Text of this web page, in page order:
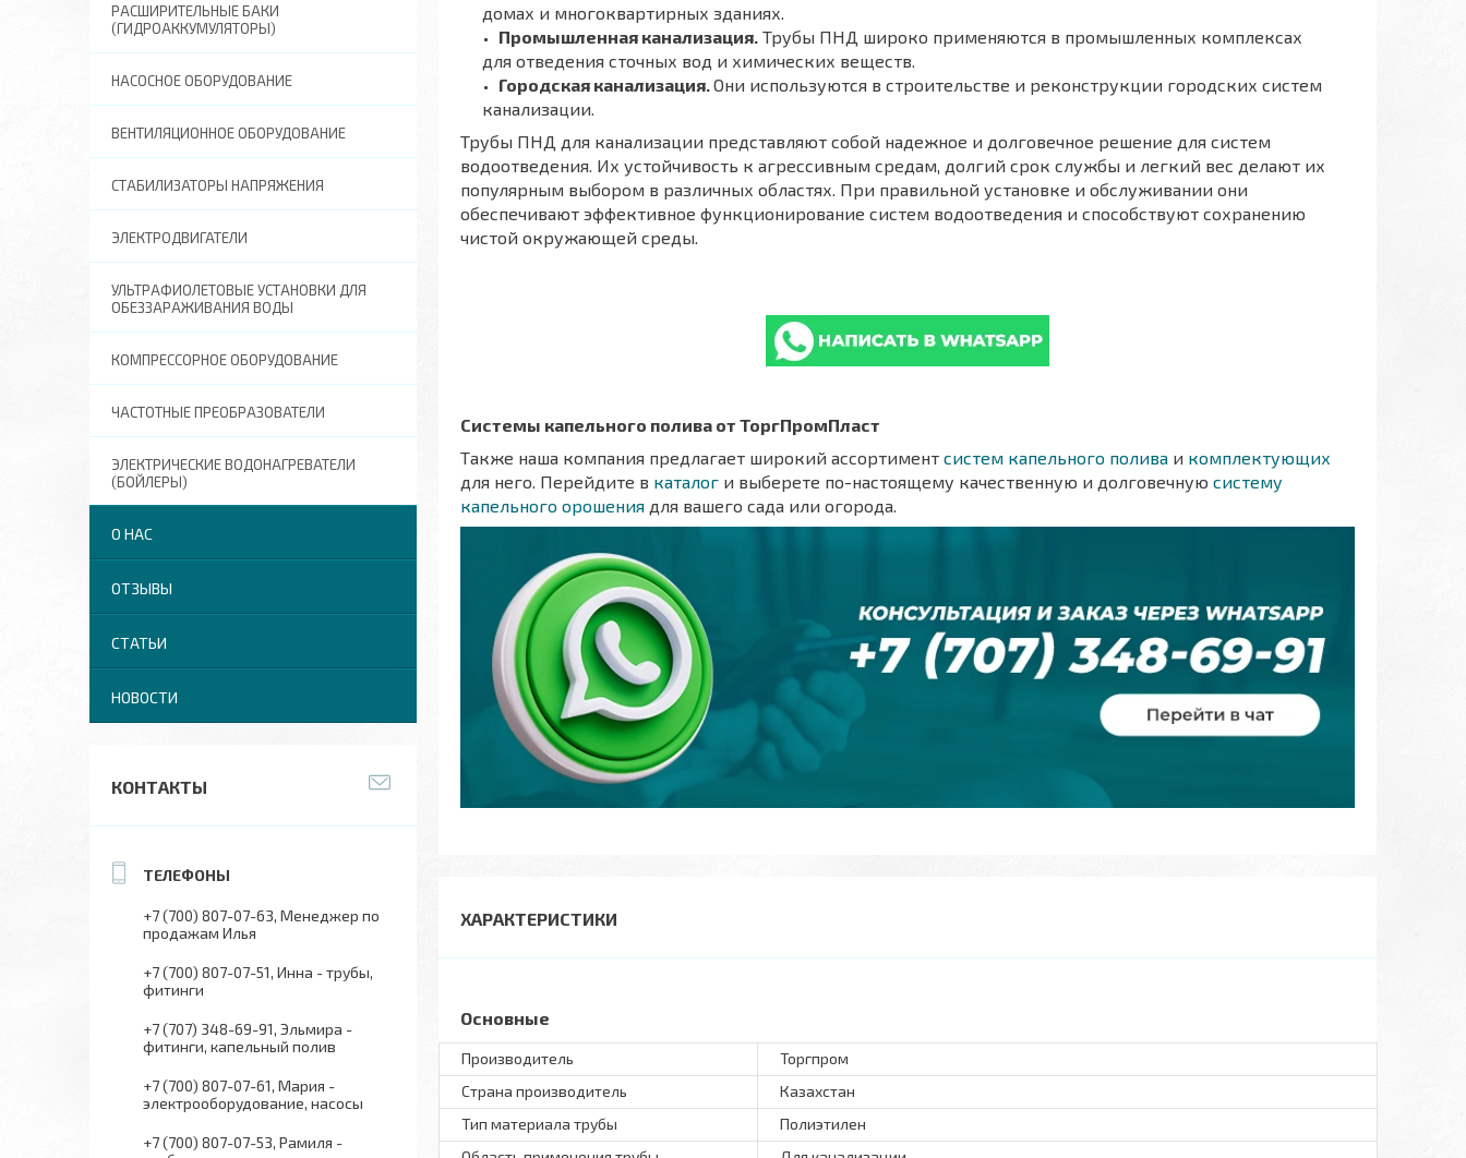
домах и многоквартирных зданиях.
Промышленная канализация. Трубы ПНД широко применяются в промышленных комплексах
для отведения сточных вод и химических веществ.
Городская канализация.Они используются в строительстве и реконструкции городских систем
канализации.
Трубы ПНД для канализации представляют собой надежное и долговечное решение для систем
водоотведения. Их устойчивость к агрессивным средам, долгий срок службы и легкий вес делают их
популярным выбором в различных областях. При правильной установке и обслуживании они
обеспечивают эффективное функционирование систем водоотведения и способствуют сохранению
чистой окружающей среды.
Системы капельного полива от ТоргПромПласт
Также наша компания предлагает широкий ассортимент систем капельного полива и комплектующих
для него. Перейдите в каталог и выберете по-настоящему качественную и долговечную систему
капельного орошения для вашего сада или огорода.
ХАРАКТЕРИСТИКИ
Основные
Производитель
Торгпром
Страна производитель
Казахстан
Тип материала трубы
Полиэтилен
РАСШИРИТЕЛЬНЫЕ БАКИ
(ГИДРОАККУМУЛЯТОРЫ)
НАСОСНОЕ ОБОРУДОВАНИЕ
ВЕНТИЛЯЦИОННОЕ ОБОРУДОВАНИЕ
СТАБИЛИЗАТОРЫ НАПРЯЖЕНИЯ
ЭЛЕКТРОДВИГАТЕЛИ
УЛЬТРАФИОЛЕТОВЫЕ УСТАНОВКИ ДЛЯ
ОБЕЗЗАРАЖИВАНИЯ ВОДЫ
КОМПРЕССОРНОЕ ОБОРУДОВАНИЕ
ЧАСТОТНЫЕ ПРЕОБРАЗОВАТЕЛИ
ЭЛЕКТРИЧЕСКИЕ ВОДОНАГРЕВАТЕЛИ
(БОЙЛЕРЫ)
О НАС
ОТЗЫВЫ
СТАТЬИ
НОВОСТИ
КОНТАКТЫ
+7 (700) 807-07-63 Менеджер по
продажам Илья
+7 (700) 807-07-51 Инна - трубы,
фитинги
+7 (707) 348-69-91 Эльмира -
фитинги, капельный полив
+7 (700) 807-07-61 Мария -
электрооборудование, насосы
+7 (700) 807-07-53 Рамиля -